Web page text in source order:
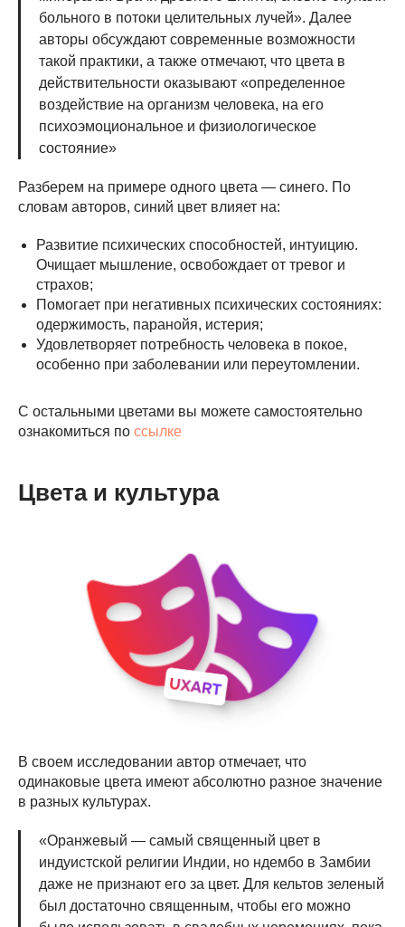
больного в потоки целительных лучей». Далее
авторы обсуждают современные возможности
такой практики, а также отмечают, что цвета в
действительности оказывают «определенное
воздействие на организм человека, на его
психоэмоциональное и физиологическое
состояние»
Разберем на примере одного цвета — синего. По
словам авторов, синий цвет влияет на:
Развитие психических способностей, интуицию.
Очищает мышление, освобождает от тревог и
страхов;
Помогает при негативных психических состояниях:
одержимость, паранойя, истерия;
Удовлетворяет потребность человека в покое,
особенно при заболевании или переутомлении.
С остальными цветами вы можете самостоятельно
ознакомиться по ссылке
Цвета и культура
В своем исследовании автор отмечает, что
одинаковые цвета имеют абсолютно разное значение
в разных культурах.
«Оранжевый — самый священный цвет в
индуистской религии Индии, но ндембо в Замбии
даже не признают его за цвет. Для кельтов зеленый
был достаточно священным, чтобы его можно